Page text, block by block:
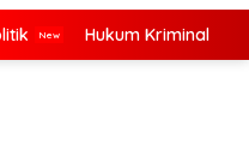
Hukum Kriminal